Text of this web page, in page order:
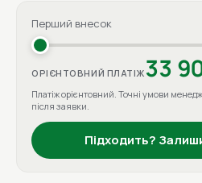
Перший внесок
ОРІЄНТОВНИЙ ПЛАТІЖ33
Платіж орієнтовний. Точні умови
після заявки.
Підходить?